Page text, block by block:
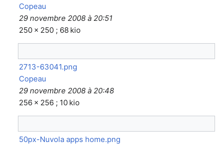
Copeau
29 novembre 2008 à 20:51
250 × 250 ; 68 kio
2713-63041.png
Copeau
29 novembre 2008 à 20:48
256 × 256 ; 10 kio
50px-Nuvola apps home.png